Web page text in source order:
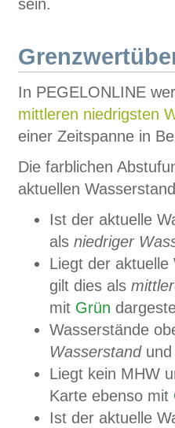
sein.
In PEGELONLINE
mittleren niedrigsten
einer Zeitspanne in
Die farblichen
aktuellen
Ist der aktuelle
als niedriger
Liegt der
gilt dies als
mit Grün
Wasserstände
Wasserstandund
Liegt kein MHW
Karte ebenso mit
Ist der aktuelle